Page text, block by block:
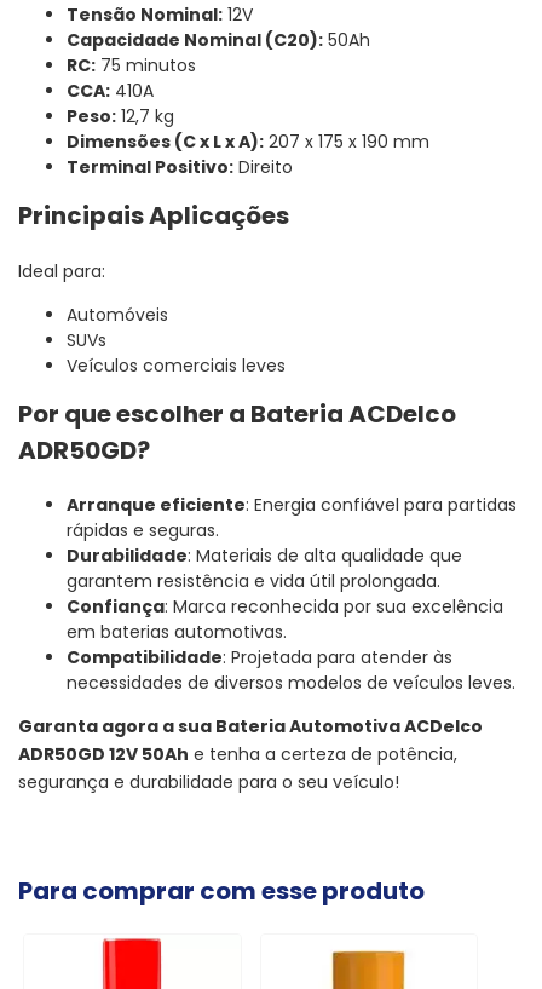
Tensão Nominal: 12V
Capacidade Nominal (C20): 50Ah
RC: 75 minutos
CCA: 410A
Peso: 12,7 kg
Dimensões (C x L x A): 207 x 175 x 190 mm
Terminal Positivo: Direito
Principais Aplicações
Ideal para:
Automóveis
SUVs
Veículos comerciais leves
Por que escolher a Bateria ACDelco
ADR50GD?
Arranque eficiente: Energia confiável para partidas
rápidas e seguras.
Durabilidade: Materiais de alta qualidade que
garantem resistência e vida útil prolongada.
Confiança: Marca reconhecida por sua excelência
em baterias automotivas.
Compatibilidade: Projetada para atender às
necessidades de diversos modelos de veículos leves.
Garanta agora a sua Bateria Automotiva ACDelco
ADR50GD 12V 50Ah e tenha a certeza de potência,
segurança e durabilidade para o seu veículo!
Para comprar com esse produto